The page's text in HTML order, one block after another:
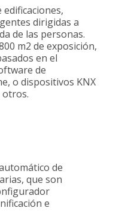
dirigidas a
de las personas.
m2 de exposición,
en el
de
o dispositivos KNX
otros.
de
que son
e